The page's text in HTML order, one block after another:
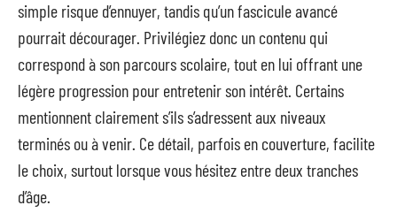
simple risque d’ennuyer, tandis qu’un fascicule avancé
pourrait décourager. Privilégiez donc un contenu qui
correspond à son parcours scolaire, tout en lui offrant une
légère progression pour entretenir son intérêt. Certains
mentionnent clairement s’ils s’adressent aux niveaux
terminés ou à venir. Ce détail, parfois en couverture, facilite
le choix, surtout lorsque vous hésitez entre deux tranches
d’âge.